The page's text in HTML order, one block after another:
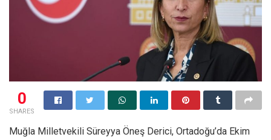
0
SHARES
Muğla Milletvekili Süreyya Öneş Derici, Ortadoğu’da Ekim